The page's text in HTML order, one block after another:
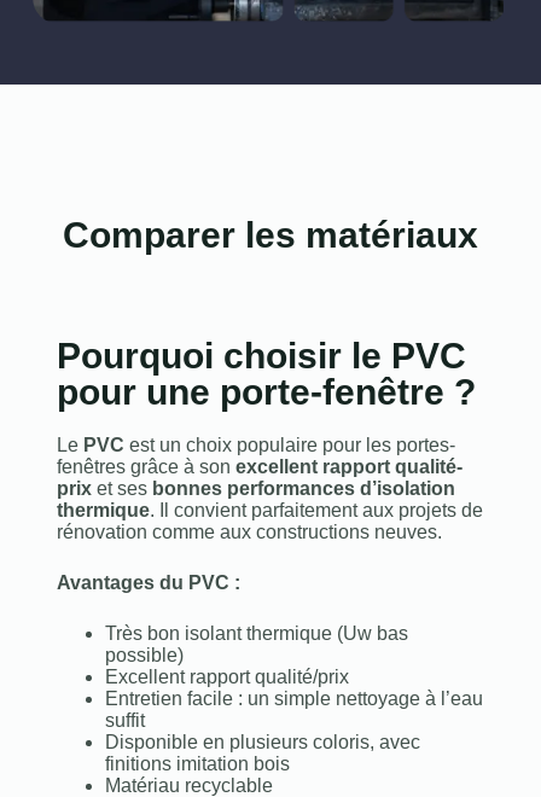
Comparer les matériaux
Pourquoi choisir le PVC
pour une porte-fenêtre ?
Le PVC est un choix populaire pour les portes-
fenêtres grâce à son excellent rapport qualité-
prixet ses bonnes performances d’isolation
thermique. Il convient parfaitement aux projets de
rénovation comme aux constructions neuves.
Avantages du PVC :
Très bon isolant thermique (Uw bas
possible)
Excellent rapport qualité/prix
Entretien facile : un simple nettoyage à l’eau
suffit
Disponible en plusieurs coloris, avec
finitions imitation bois
Matériau recyclable